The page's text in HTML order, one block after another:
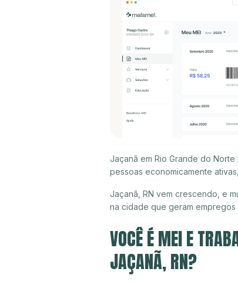
Jaçanã em Rio Grande do
pessoas economicamente
Jaçanã, RN vem crescendo, e
na cidade que geram
VOCÊ É MEI E
JAÇANÃ, RN?